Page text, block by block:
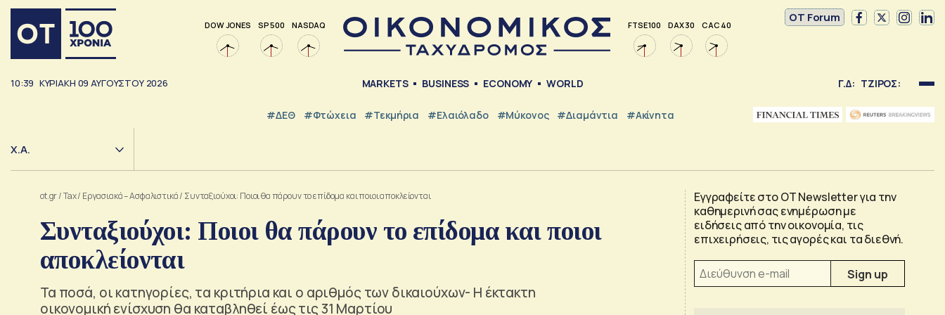
DOW JONES SP 500 NASDAQ FTSE 100 DAX 30 CAC 40
OT Forum
10:39 ΚΥΡΙΑΚΗ 09 ΑΥΓΟΥΣΤΟΥ 2026 MARKETS BUSINESS ECONOMY WORLD Γ.Δ: ΤΖΙΡΟΣ:
#ΔΕΘ #Φτώχεια #Τεκμήρια #Ελαιόλαδο #Μύκονος #Διαμάντια #Ακίνητα
Χ.Α.
ot.gr/Tax/ Εργασιακά – Ασφαλιστικά/ Συνταξιούχοι: Ποιοι θα πάρουν το επίδομα και ποιοι αποκλείονται
Συνταξιούχοι: Ποιοι θα πάρουν το επίδομα και ποιοι
αποκλείονται
Τα ποσά, οι κατηγορίες, τα κριτήρια και ο αριθμός των δικαιούχων- Η έκτακτη
οικονομική ενίσχυση θα καταβληθεί έως τις 31 Μαρτίου
Εγγραφείτε στο OT Newsletter για την
καθημερινή σας ενημέρωση με
ειδήσεις από την οικονομία, τις
επιχειρήσεις, τις αγορές και τα διεθνή.